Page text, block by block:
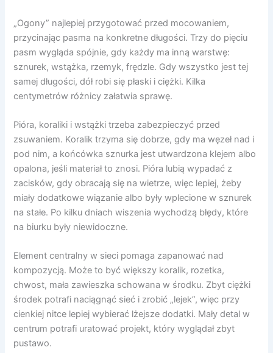
„Ogony” najlepiej przygotować przed mocowaniem,
przycinając pasma na konkretne długości. Trzy do pięciu
pasm wygląda spójnie, gdy każdy ma inną warstwę:
sznurek, wstążka, rzemyk, frędzle. Gdy wszystko jest tej
samej długości, dół robi się płaski i ciężki. Kilka
centymetrów różnicy załatwia sprawę.
Pióra, koraliki i wstążki trzeba zabezpieczyć przed
zsuwaniem. Koralik trzyma się dobrze, gdy ma węzeł nad i
pod nim, a końcówka sznurka jest utwardzona klejem albo
opalona, jeśli materiał to znosi. Pióra lubią wypadać z
zacisków, gdy obracają się na wietrze, więc lepiej, żeby
miały dodatkowe wiązanie albo były wplecione w sznurek
na stałe. Po kilku dniach wiszenia wychodzą błędy, które
na biurku były niewidoczne.
Element centralny w sieci pomaga zapanować nad
kompozycją. Może to być większy koralik, rozetka,
chwost, mała zawieszka schowana w środku. Zbyt ciężki
środek potrafi naciągnąć sieć i zrobić „lejek”, więc przy
cienkiej nitce lepiej wybierać lżejsze dodatki. Mały detal w
centrum potrafi uratować projekt, który wyglądał zbyt
pustawo.